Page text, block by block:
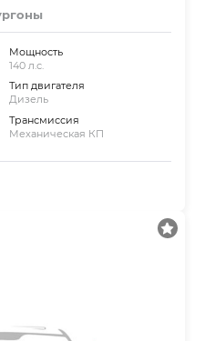
Мощность
140 л.с.
Тип двигателя
Дизель
Трансмиссия
Механическая КП